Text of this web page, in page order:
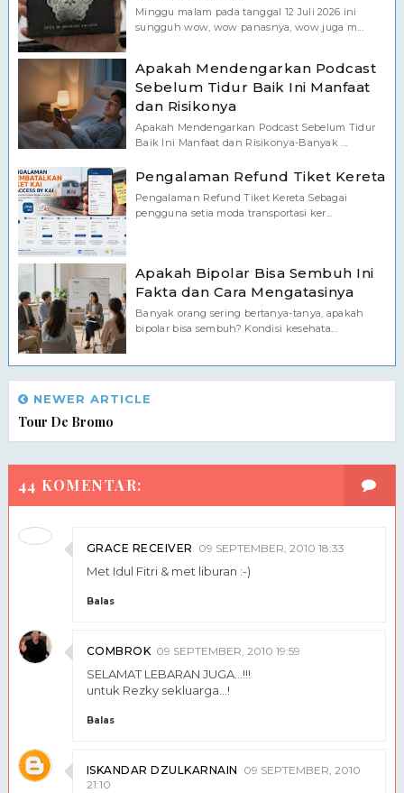
Minggu malam pada tanggal 12 Juli 2026 ini
sungguh wow, wow panasnya, wow juga m...
Apakah Mendengarkan Podcast
Sebelum Tidur Baik Ini Manfaat
dan Risikonya
Apakah Mendengarkan Podcast Sebelum Tidur
Baik Ini Manfaat dan Risikonya-Banyak ...
Pengalaman Refund Tiket Kereta
Pengalaman Refund Tiket Kereta Sebagai
pengguna setia moda transportasi ker...
Apakah Bipolar Bisa Sembuh Ini
Fakta dan Cara Mengatasinya
Banyak orang sering bertanya-tanya, apakah
bipolar bisa sembuh? Kondisi kesehata...
NEWER ARTICLE
Tour De Bromo
44 KOMENTAR:
GRACE RECEIVER 09 SEPTEMBER, 2010 18:33
Met Idul Fitri & met liburan :-)
Balas
COMBROK 09 SEPTEMBER, 2010 19:59
SELAMAT LEBARAN JUGA...!!!
untuk Rezky sekluarga...!
Balas
ISKANDAR DZULKARNAIN 09 SEPTEMBER, 2010
21:10